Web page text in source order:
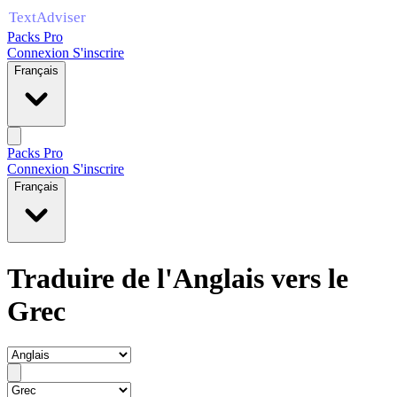
Packs Pro
Connexion S'inscrire
Français
Packs Pro
Connexion S'inscrire
Français
Traduire de l'Anglais vers le
Grec